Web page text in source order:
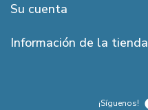
Su cuenta
Información de la tienda
¡Síguenos!